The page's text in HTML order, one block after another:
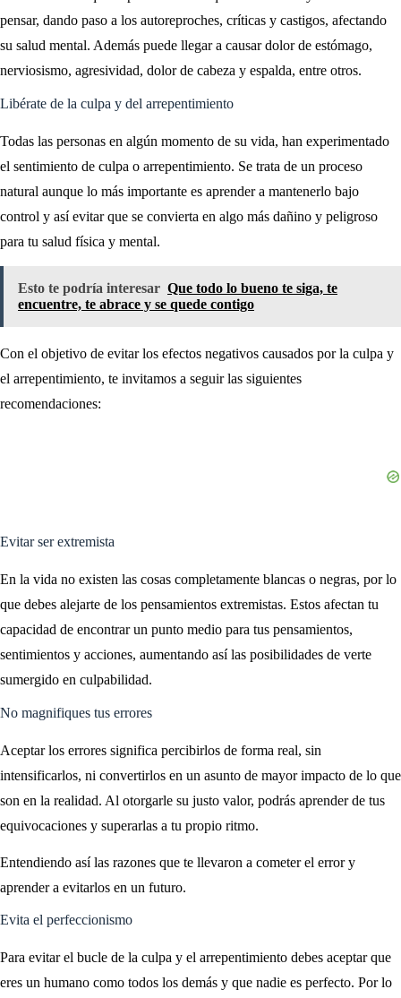
pensar, dando paso a los autoreproches, críticas y castigos, afectando
su salud mental. Además puede llegar a causar dolor de estómago,
nerviosismo, agresividad, dolor de cabeza y espalda, entre otros.
Libérate de la culpa y del arrepentimiento
Todas las personas en algún momento de su vida, han experimentado
el sentimiento de culpa o arrepentimiento. Se trata de un proceso
natural aunque lo más importante es aprender a mantenerlo bajo
control y así evitar que se convierta en algo más dañino y peligroso
para tu salud física y mental.
Esto te podría interesar Que todo lo bueno te siga, te
encuentre, te abrace y se quede contigo
Con el objetivo de evitar los efectos negativos causados por la culpa y
el arrepentimiento, te invitamos a seguir las siguientes
recomendaciones:
Evitar ser extremista
En la vida no existen las cosas completamente blancas o negras, por lo
que debes alejarte de los pensamientos extremistas. Estos afectan tu
capacidad de encontrar un punto medio para tus pensamientos,
sentimientos y acciones, aumentando así las posibilidades de verte
sumergido en culpabilidad.
No magnifiques tus errores
Aceptar los errores significa percibirlos de forma real, sin
intensificarlos, ni convertirlos en un asunto de mayor impacto de lo que
son en la realidad. Al otorgarle su justo valor, podrás aprender de tus
equivocaciones y superarlas a tu propio ritmo.
Entendiendo así las razones que te llevaron a cometer el error y
aprender a evitarlos en un futuro.
Evita el perfeccionismo
Para evitar el bucle de la culpa y el arrepentimiento debes aceptar que
eres un humano como todos los demás y que nadie es perfecto. Por lo